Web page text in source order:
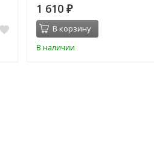
1 610 ₽
В корзину
В наличии